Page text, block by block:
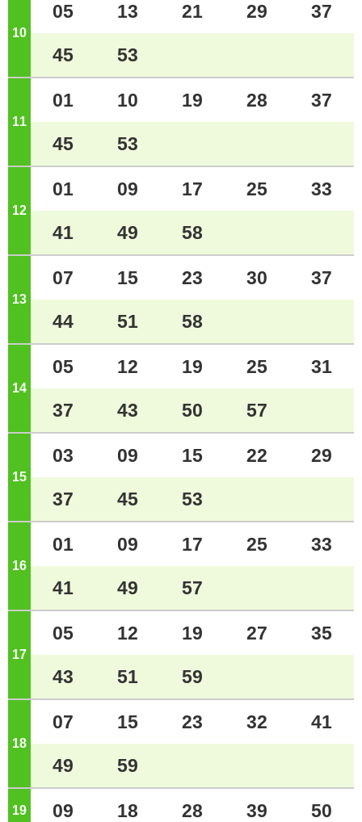
10 ジ
05 13 21 29 37
45 53
11 ジ
01 10 19 28 37
45 53
12 ジ
01 09 17 25 33
41 49 58
13 ジ
07 15 23 30 37
44 51 58
14 ジ
05 12 19 25 31
37 43 50 57
15 ジ
03 09 15 22 29
37 45 53
16 ジ
01 09 17 25 33
41 49 57
17 ジ
05 12 19 27 35
43 51 59
18 ジ
07 15 23 32 41
49 59
19 09 18 28 39 50